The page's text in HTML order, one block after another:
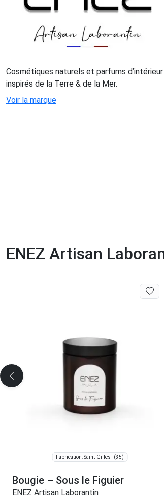
Cosmétiques naturels et parfums
inspirés de la Terre & de la Mer.
Voir la marque
ENEZ Artisan
Fabrication: Saint-Gilles (35)
Bougie – Sous le Figuier
ENEZ Artisan Laborantin